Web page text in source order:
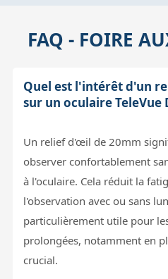
FAQ - FOIRE
Quel est l'intérêt d'un
sur un oculaire TeleVue
Un relief d'œil de 20mm
observer confortablement
à l'oculaire. Cela réduit la
l'observation avec ou sans
particulièrement utile pour
prolongées, notamment en
crucial.